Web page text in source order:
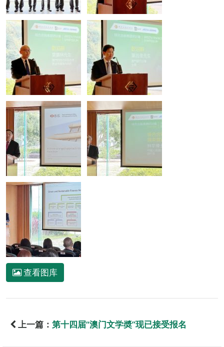
查看图库
上一篇： 第十四届“澳门文学奬”现已接受报名